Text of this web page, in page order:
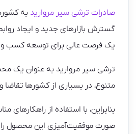
صادرات ترشی سیر مروارید به
گسترش بازارهای جدید و ایجاد
یک فرصت عالی برای توسعه کسب
ترشی سیر مروارید به عنوان یک
متنوع، در بسیاری از کشورها تقاضا
بنابراین، با استفاده از راهکارهای
صورت موفقیت‌آمیزی این محصول را